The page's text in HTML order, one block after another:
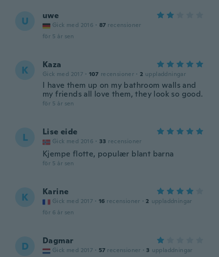
U uwe
Gick med 2016 · 87 recensioner
för 5 år sen
K Kaza
Gick med 2017 · 107 recensioner · 2 uppladdningar
I have them up on my bathroom walls and
my friends all love them, they look so good.
för 5 år sen
L Lise eide
Gick med 2016 · 33 recensioner
Kjempe flotte, populær blant barna
för 5 år sen
K Karine
Gick med 2017 · 16 recensioner · 2 uppladdningar
för 6 år sen
D Dagmar
Gick med 2017 · 57 recensioner · 3 uppladdningar